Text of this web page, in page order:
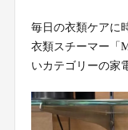
毎日の衣類ケアに
衣類スチーマー「
いカテゴリーの家